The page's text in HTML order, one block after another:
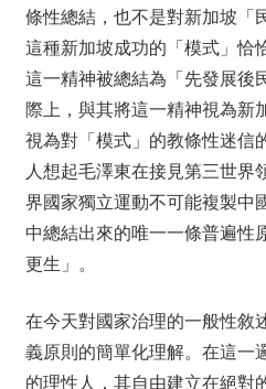
條性總結，也不是對新加坡「
這種新加坡成功的「模式」恰
這一精神被總結為「先發展後
際上，與其將這一精神視為新
視為對「模式」的教條性迷信
人想起毛澤東在接見第三世界
界國家獨立運動不可能複製中
中總結出來的唯一一條普遍性
更生」。
在今天對國家治理的一般性敘
義原則的簡單化理解。在這一
的理性人，其自由建立在絕對